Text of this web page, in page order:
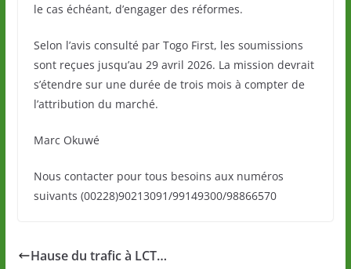
le cas échéant, d’engager des réformes.
Selon l’avis consulté par Togo First, les soumissions
sont reçues jusqu’au 29 avril 2026. La mission devrait
s’étendre sur une durée de trois mois à compter de
l’attribution du marché.
Marc Okuwé
Nous contacter pour tous besoins aux numéros
suivants (00228)90213091/99149300/98866570
Hause du trafic à LCT…